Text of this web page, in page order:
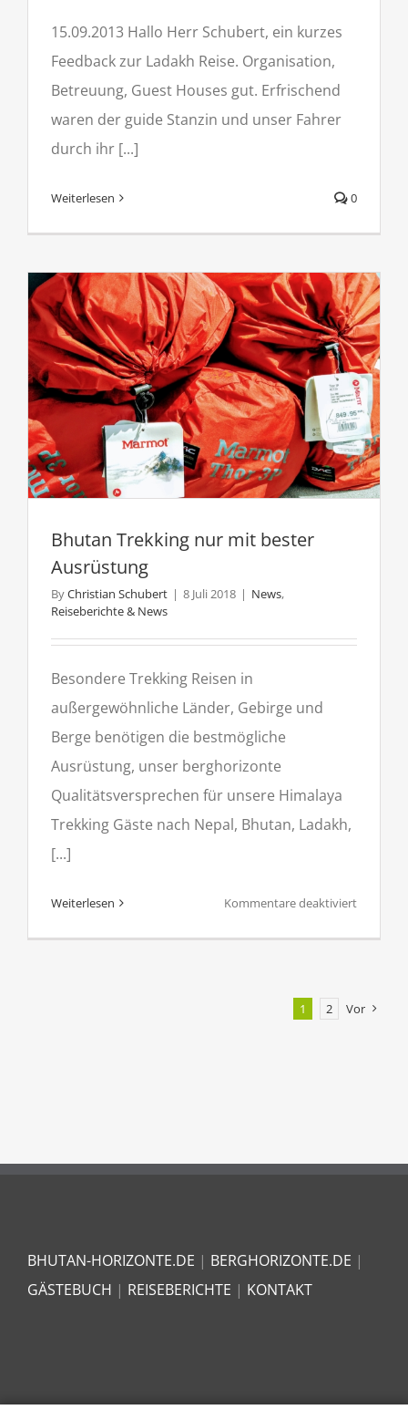
15.09.2013 Hallo Herr Schubert, ein kurzes
Feedback zur Ladakh Reise. Organisation,
Betreuung, Guest Houses gut. Erfrischend
waren der guide Stanzin und unser Fahrer
durch ihr [...]
Weiterlesen 0
Bhutan Trekking nur mit bester
Ausrüstung
ByChristian Schubert | 8 Juli 2018 | News,
Reiseberichte & News
Besondere Trekking Reisen in
außergewöhnliche Länder, Gebirge und
Berge benötigen die bestmögliche
Ausrüstung, unser berghorizonte
Qualitätsversprechen für unsere Himalaya
Trekking Gäste nach Nepal, Bhutan, Ladakh,
[...]
Weiterlesen Kommentare deaktiviertfür
1 2 Vor
BHUTAN-HORIZONTE.DE | BERGHORIZONTE.DE |
GÄSTEBUCH | REISEBERICHTE | KONTAKT